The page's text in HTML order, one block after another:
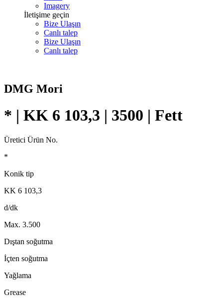
Imagery
İletişime geçin
Bize Ulaşın
Canlı talep
Bize Ulaşın
Canlı talep
DMG Mori
* | KK 6 103,3 | 3500 | Fett
Üretici Ürün No.
*
Konik tip
KK 6 103,3
d/dk
Max. 3.500
Dıştan soğutma
İçten soğutma
Yağlama
Grease